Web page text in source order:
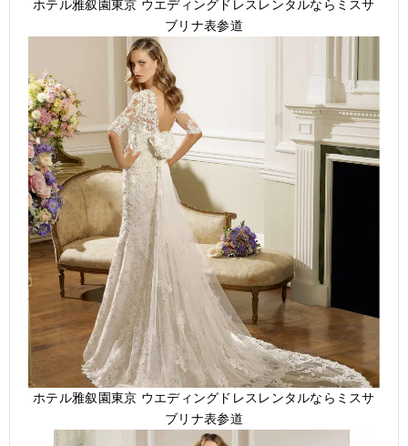
ホテル雅叙園東京 ウエディングドレスレンタルならミスサ
ブリナ表参道
ホテル雅叙園東京 ウエディングドレスレンタルならミスサ
ブリナ表参道